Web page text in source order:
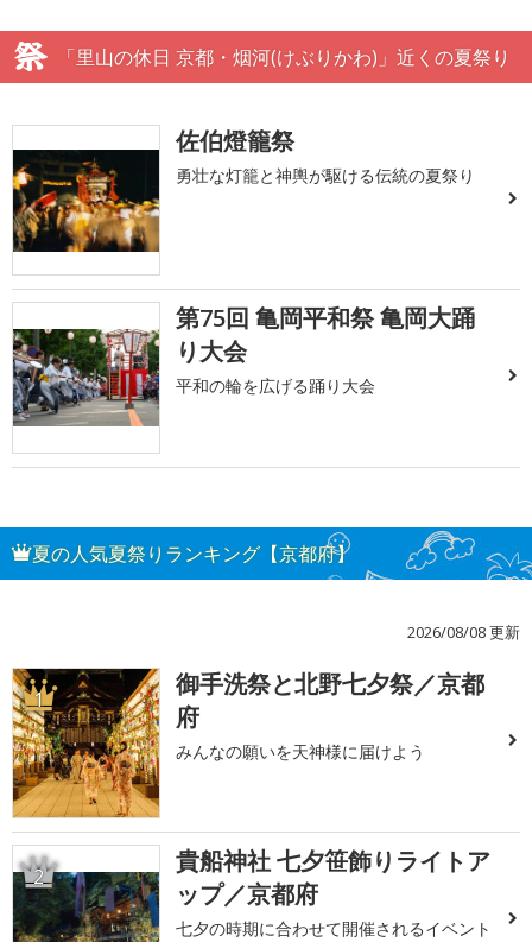
「里山の休日 京都・烟河(けぶりかわ)」近くの夏祭り
佐伯燈籠祭
勇壮な灯籠と神輿が駆ける伝統の夏祭り
第75回 亀岡平和祭 亀岡大踊
り大会
平和の輪を広げる踊り大会
夏の人気夏祭りランキング【京都府】
2026/08/08 更新
1
御手洗祭と北野七夕祭／京都
府
みんなの願いを天神様に届けよう
2
貴船神社 七夕笹飾りライトア
ップ／京都府
七夕の時期に合わせて開催されるイベント